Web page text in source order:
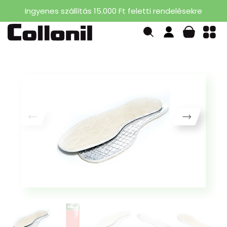
Ingyenes szállítás 15.000 Ft feletti rendelésekre